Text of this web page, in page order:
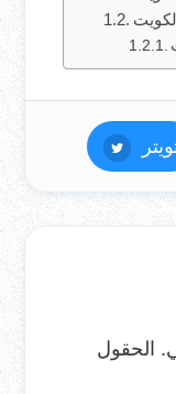
تويتر
الحقول